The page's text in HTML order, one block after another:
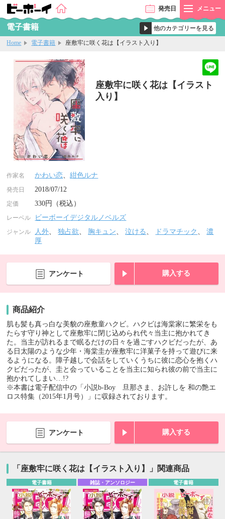
発売日 メニュー
電子書籍
Home 電子書籍 座敷牢に咲く花は【イラスト入り】
座敷牢に咲く花は【イラスト
入り】
作家名 かわい恋、紺色ルナ
発売日 2018/07/12
定価 330円（税込）
レーベル ビーボーイデジタルノベルズ
ジャンル 人外、独占欲、 胸キュン、泣ける 、 ドラマチック 、濃
厚
アンケート 購入する
商品紹介
肌も髪も真っ白な美貌の座敷童ハクビ。ハクビは海棠家に繁栄をも
たらす守り神として座敷牢に閉じ込められ代々当主に抱かれてき
た。当主が訪れるまで眠るだけの日々を過ごすハクビだったが、あ
る日太陽のような少年・海棠圭が座敷牢に洋菓子を持って遊びに来
るようになる。障子越しで会話をしていくうちに彼に恋心を抱くハ
クビだったが、圭と会っていることを当主に知られ彼の前で当主に
抱かれてしまい…!?
※本書は電子配信中の「小説b-Boy 旦那さま、お許しを 和の艶エ
ロス特集（2015年1月号）」に収録されております。
アンケート 購入する
「座敷牢に咲く花は【イラスト入り】」関連商品
電子書籍 雑誌・アンソロジー 電子書籍